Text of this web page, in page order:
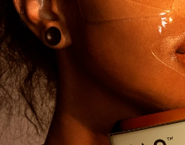
FAQ™ Pure Beauty-
issa™ Teeth
Français
Polski
Türkçe
简体